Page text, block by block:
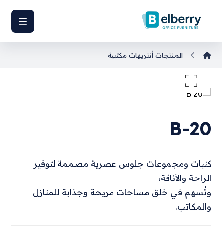
المنتجات أنتريهات مكتبية
B-20
كنبات ومجموعات جلوس عصرية مصممة لتوفير
الراحة والأناقة،
وتُسهم في خلق مساحات مريحة وجذابة للمنازل
والمكاتب.